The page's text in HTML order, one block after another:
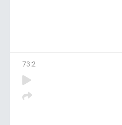
73:2